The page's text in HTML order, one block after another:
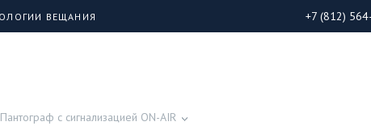
+7 (812)
ВЕЩАНИЯ
с сигнализацией ON-AIR